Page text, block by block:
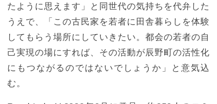
たように思えます」と同世代の気持ちを代弁した
うえで、「この古民家を若者に田舎暮らしを体験
してもらう場所にしていきたい。都会の若者の自
己実現の場にすれば、その活動が辰野町の活性化
にもつながるのではないでしょうか」と意気込
む。